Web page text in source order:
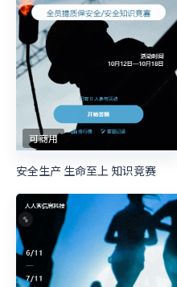
可商用
安全生产 生命至上 知识竞赛